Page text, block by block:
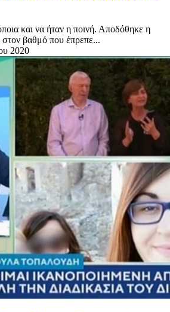
και να ήταν η ποινή. Αποδόθηκε η
στον βαθμό που έπρεπε...
2020